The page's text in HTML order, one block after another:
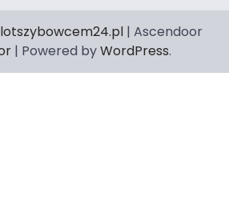
lotszybowcem24.pl | Ascendoor
| Powered byWordPress.